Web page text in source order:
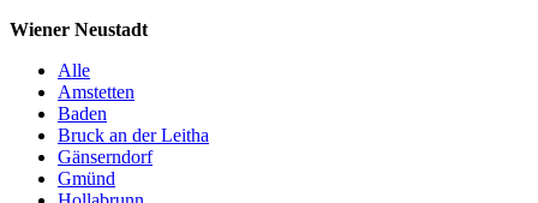
Wiener Neustadt
Alle
Amstetten
Baden
Bruck an der Leitha
Gänserndorf
Gmünd